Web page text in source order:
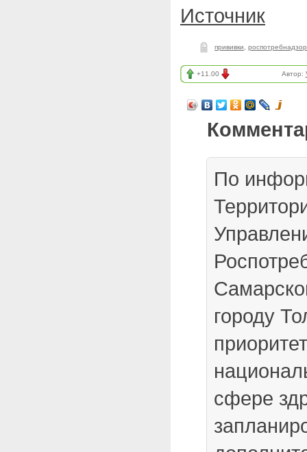
Источник
прививки роспотребнадзор
+11.00 Автор:
По
городу
сфере